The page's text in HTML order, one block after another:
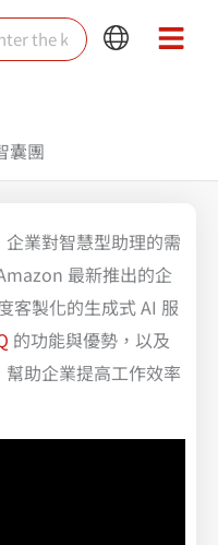
Main
Main
囊團
業對智慧型助理的需
最新推出的企
客製化的生成式 AI 服
的功能與優勢，以及
助企業提高工作效率